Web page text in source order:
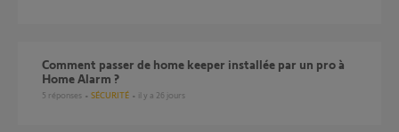
Comment passer de home keeper installée par un pro à
Home Alarm ?
5 réponses SÉCURITÉ il y a 26 jours